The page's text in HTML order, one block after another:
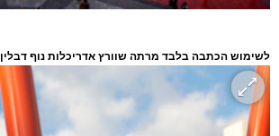
לשימוש הכתבה בלבד מרתה שוורץ אדריכלות נוף דבלין